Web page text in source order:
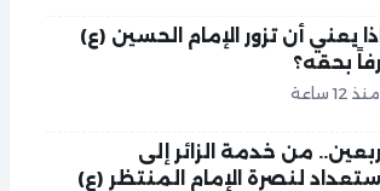
يعني أن تزور الإمام الحسين (ع)
بحقه؟
منذ 12 ساعة
من خدمة الزائر إلى
لنصرة الإمام المنتظر (ع)